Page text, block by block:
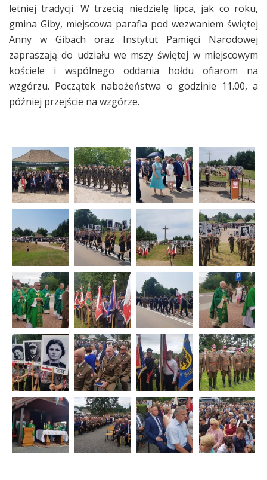
letniej tradycji. W trzecią niedzielę lipca, jak co roku,
gmina Giby, miejscowa parafia pod wezwaniem świętej
Anny w Gibach oraz Instytut Pamięci Narodowej
zapraszają do udziału we mszy świętej w miejscowym
kościele i wspólnego oddania hołdu ofiarom na
wzgórzu. Początek nabożeństwa o godzinie 11.00, a
później przejście na wzgórze.